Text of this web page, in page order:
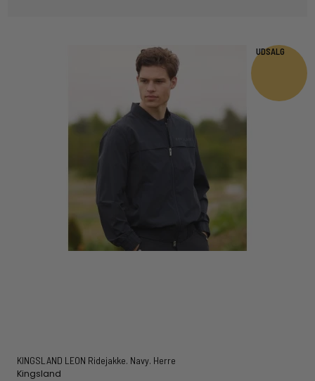
UDSALG
KINGSLAND LEON Ridejakke. Navy. Herre
Kingsland